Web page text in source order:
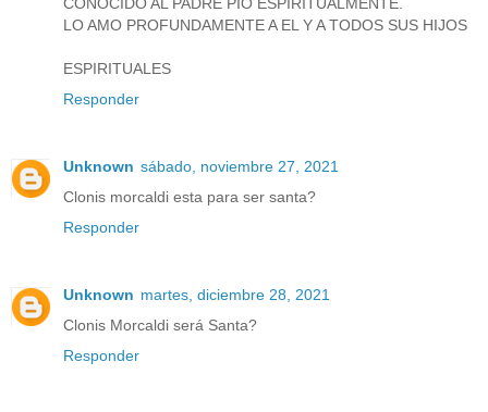
CONOCIDO AL PADRE PÍO ESPIRITUALMENTE.
LO AMO PROFUNDAMENTE A EL Y A TODOS SUS HIJOS
ESPIRITUALES
Responder
Unknown sábado, noviembre 27, 2021
Clonis morcaldi esta para ser santa?
Responder
Unknown martes, diciembre 28, 2021
Clonis Morcaldi será Santa?
Responder